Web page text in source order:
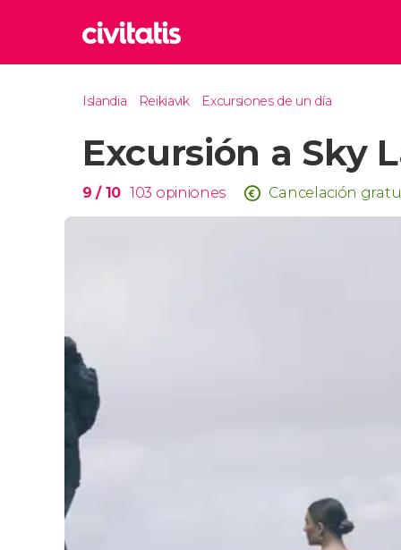
Reino
Islandia Reikiavik Excursiones de un día
Excursión a Sky
9/ 10 103 opiniones Cancelación